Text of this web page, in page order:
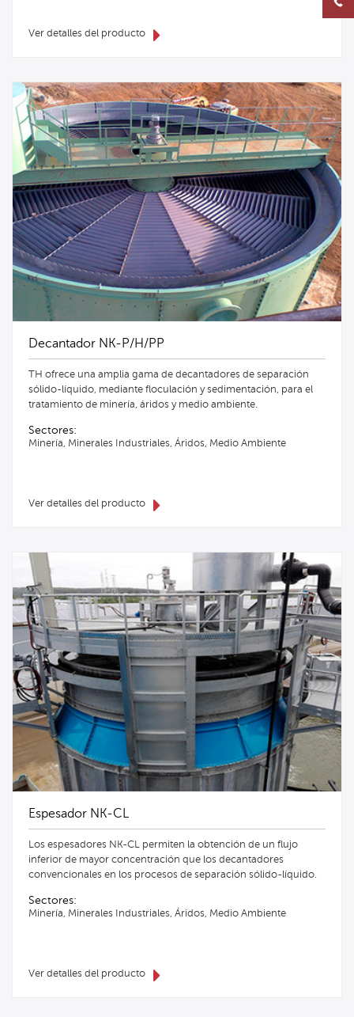
Ver detalles del producto
Decantador NK-P/H/PP
TH ofrece una amplia gama de decantadores de separación
sólido-líquido, mediante floculación y sedimentación, para el
tratamiento de minería, áridos y medio ambiente.
Sectores:
Minería, Minerales Industriales, Áridos, Medio Ambiente
Ver detalles del producto
Espesador NK-CL
Los espesadores NK-CL permiten la obtención de un flujo
inferior de mayor concentración que los decantadores
convencionales en los procesos de separación sólido-líquido.
Sectores:
Minería, Minerales Industriales, Áridos, Medio Ambiente
Ver detalles del producto